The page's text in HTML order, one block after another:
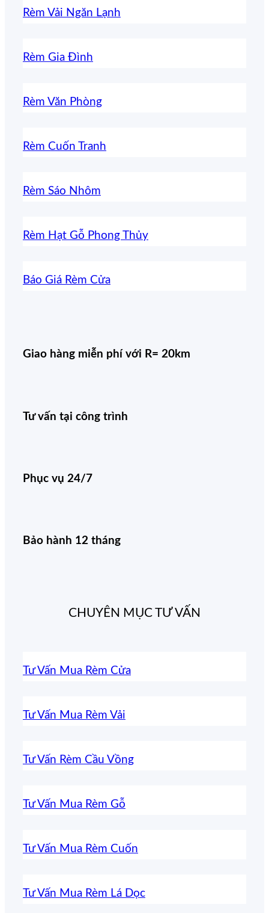
Rèm Vải Ngăn Lạnh
Rèm Gia Đình
Rèm Văn Phòng
Rèm Cuốn Tranh
Rèm Sáo Nhôm
Rèm Hạt Gỗ Phong Thủy
Báo Giá Rèm Cửa
Giao hàng miễn phí với R= 20km
Tư vấn tại công trình
Phục vụ 24/7
Bảo hành 12 tháng
CHUYÊN MỤC TƯ VẤN
Tư Vấn Mua Rèm Cửa
Tư Vấn Mua Rèm Vải
Tư Vấn Rèm Cầu Vồng
Tư Vấn Mua Rèm Gỗ
Tư Vấn Mua Rèm Cuốn
Tư Vấn Mua Rèm Lá Dọc